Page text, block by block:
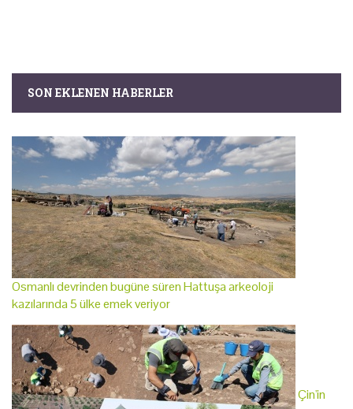
SON EKLENEN HABERLER
Osmanlı devrinden bugüne süren Hattuşa arkeoloji
kazılarında 5 ülke emek veriyor
Çin'in